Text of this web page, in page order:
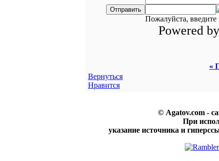
Пожалуйста,
Powered
«
Вернуться
Нравится
© Agatov.com -
При
указание источника и